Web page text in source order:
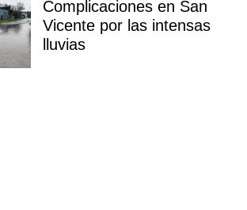
Complicaciones en San
Vicente por las intensas
lluvias